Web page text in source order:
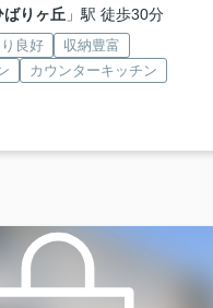
ばりヶ丘 」駅 徒歩30分
良好
収納豊富
カウンターキッチン